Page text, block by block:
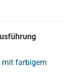
mit farbigem